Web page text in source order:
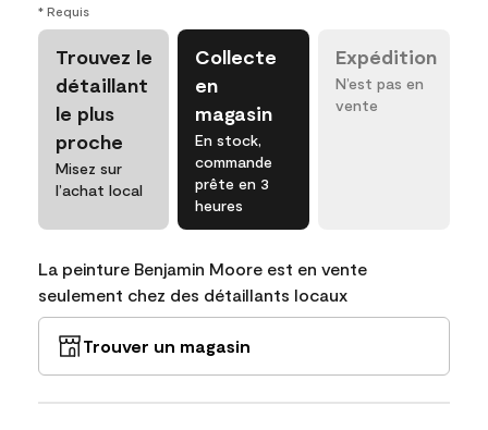
* Requis
Trouvez le
détaillant
le plus
proche
Misez sur
l’achat local
Collecte
en
magasin
En stock,
commande
prête en 3
heures
Expédition
N’est pas en
vente
La peinture Benjamin Moore est en vente
seulement chez des détaillants locaux
Trouver un magasin